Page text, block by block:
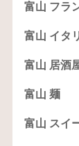
富山 フラ
富山 イタ
富山 居酒
富山 麺
富山 スイ